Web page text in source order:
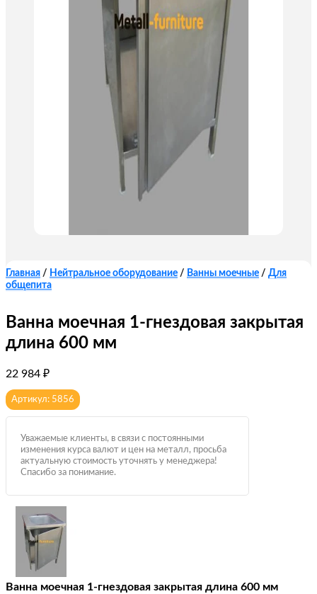
Главная / Нейтральное оборудование / Ванны моечные / Для
общепита
Ванна моечная 1-гнездовая закрытая
длина 600 мм
22 984 ₽
Артикул: 5856
Уважаемые клиенты, в связи с постоянными
изменения курса валют и цен на металл, просьба
актуальную стоимость уточнять у менеджера!
Спасибо за понимание.
Ванна моечная 1-гнездовая закрытая длина 600 мм